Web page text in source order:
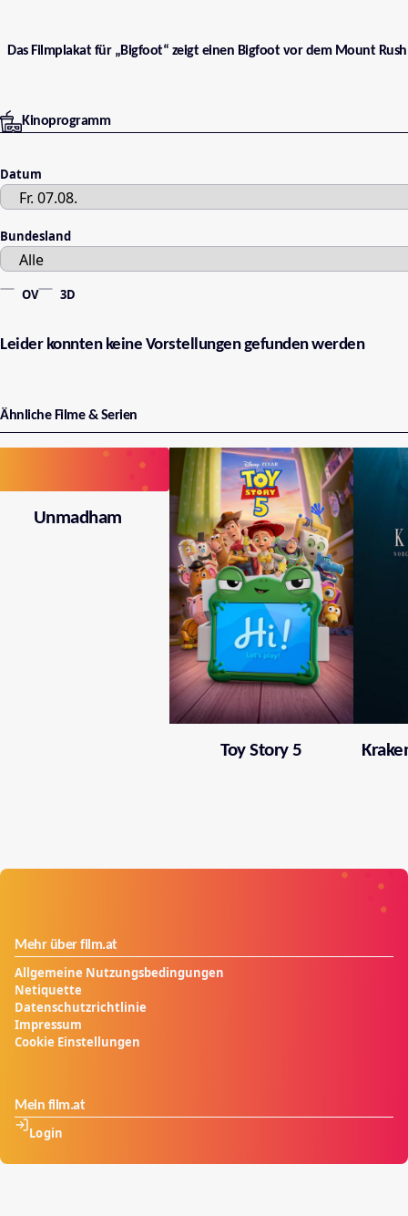
Das Filmplakat für „Bigfoot“ zeigt einen Bigfoot vor dem Mount
Kinoprogramm
Datum
Bundesland
OV 3D
Leider konnten keine Vorstellungen gefunden werden
Ähnliche Filme & Serien
Unmadham
Toy Story 5
Mehr über film.at
Allgemeine Nutzungsbedingungen
Netiquette
Datenschutzrichtlinie
Impressum
Cookie Einstellungen
Mein film.at
Login